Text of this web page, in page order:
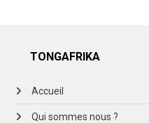
TONGAFRIKA
Accueil
Qui sommes nous ?